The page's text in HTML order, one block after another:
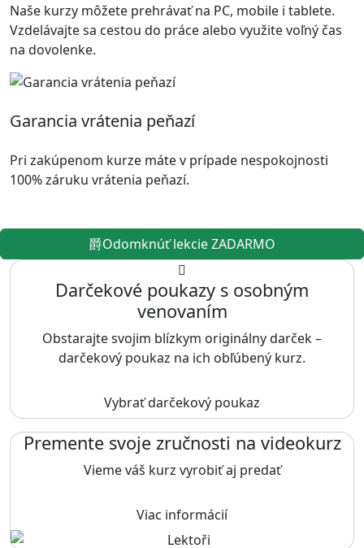
Naše kurzy môžete prehrávať na PC, mobile i tablete.
Vzdelávajte sa cestou do práce alebo využite voľný čas
na dovolenke.
Garancia vrátenia peňazí
Pri zakúpenom kurze máte v prípade nespokojnosti
100% záruku vrátenia peňazí.
Odomknúť lekcie ZADARMO
Darčekové poukazy s osobným
venovaním
Obstarajte svojim blízkym originálny darček –
darčekový poukaz na ich obľúbený kurz.
Vybrať darčekový poukaz
Premente svoje zručnosti na videokurz
Vieme váš kurz vyrobiť aj predať
Viac informácií